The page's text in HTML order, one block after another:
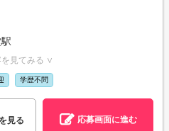
見てみる ∨
学歴不問
見る 応募画面に進む